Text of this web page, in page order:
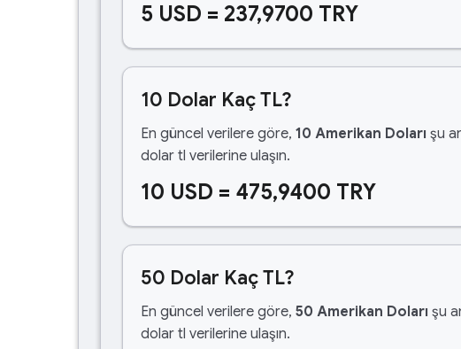
5 USD = 237,9700 TRY
10 Dolar Kaç TL?
En güncel verilere göre, 10 Amerikan Doları şu
dolar tl verilerine ulaşın.
10 USD = 475,9400 TRY
50 Dolar Kaç TL?
En güncel verilere göre, 50 Amerikan Doları şu
dolar tl verilerine ulaşın.